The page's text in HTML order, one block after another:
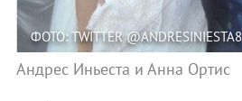
ФОТО: TWITTER @ANDRESINIESTA8
Андрес Иньеста и Анна Ортис